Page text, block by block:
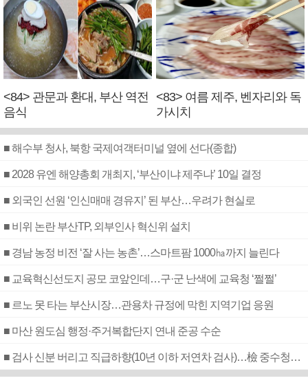
<84> 관문과 환대, 부산 역전
음식
<83> 여름 제주, 벤자리와 독
가시치
■ 해수부 청사, 북항 국제여객터미널 옆에 선다(종합)
■ 2028 유엔 해양총회 개최지, ‘부산이냐 제주냐’ 10일 결정
■ 외국인 선원 ‘인신매매 경유지’ 된 부산…우려가 현실로
■ 비위 논란 부산TP, 외부인사 혁신위 설치
■ 경남 농정 비전 ‘잘 사는 농촌’…스마트팜 1000㏊까지 늘린다
■ 교육혁신선도지 공모 코앞인데…구·군 난색에 교육청 ‘쩔쩔’
■ 르노 못 타는 부산시장…관용차 규정에 막힌 지역기업 응원
■ 마산 원도심 행정·주거복합단지 연내 준공 수순
■ 검사 신분 버리고 직급하향(10년 이하 저연차 검사)…檢 중수청행 기피